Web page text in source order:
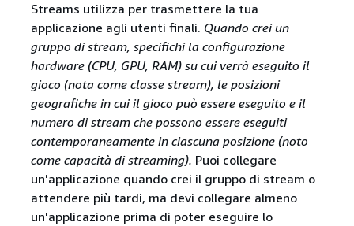
Streams utilizza per trasmettere la tua
applicazione agli utenti finali. Quando crei un
gruppo di stream, specifichi la configurazione
hardware (CPU, GPU, RAM) su cui verrà eseguito il
gioco (nota come classe stream), le posizioni
geografiche in cui il gioco può essere eseguito e il
numero di stream che possono essere eseguiti
contemporaneamente in ciascuna posizione (noto
come capacità di streaming). Puoi collegare
un'applicazione quando crei il gruppo di stream o
attendere più tardi, ma devi collegare almeno
un'applicazione prima di poter eseguire lo